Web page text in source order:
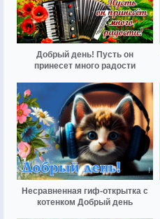
Добрый день! Пусть он
принесет много радости
Несравненная гиф-открытка с
котенком Добрый день